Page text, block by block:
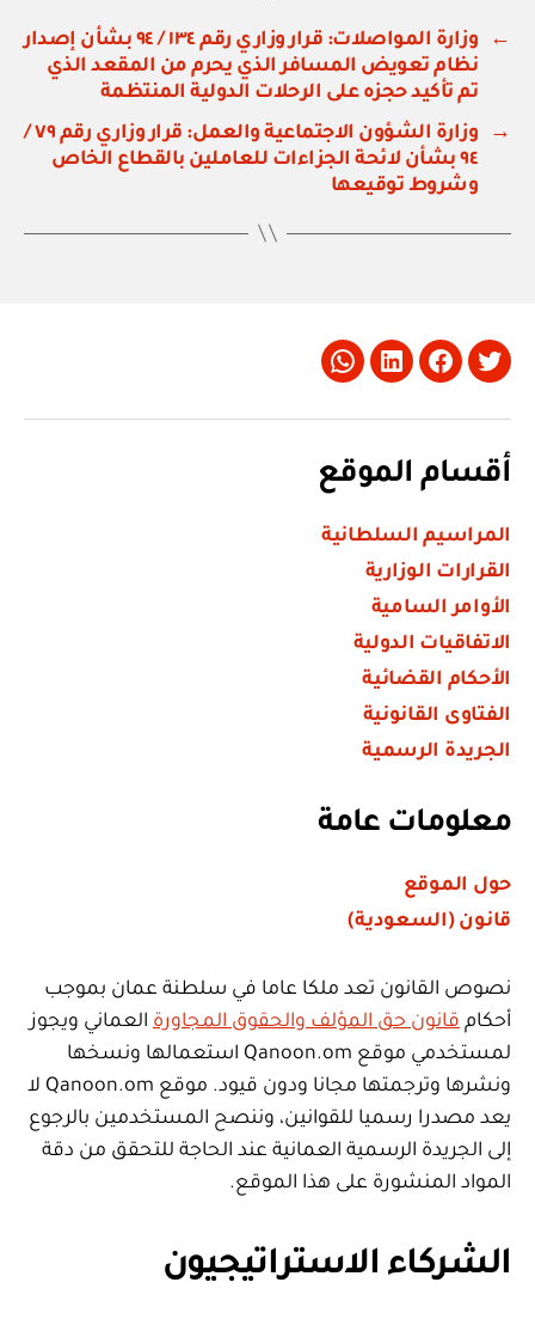
←
وزارة المواصلات: قرار وزاري رقم ١٣٤ / ٩٤ بشأن إصدار
نظام تعويض المسافر الذي يحرم من المقعد الذي
تم تأكيد حجزه على الرحلات الدولية المنتظمة
→
وزارة الشؤون الاجتماعية والعمل: قرار وزاري رقم ٧٩ /
٩٤ بشأن لائحة الجزاءات للعاملين بالقطاع الخاص
وشروط توقيعها
Twitter
Facebook
LinkedIn
Whatsapp
أقسام الموقع
المراسيم السلطانية
القرارات الوزارية
الأوامر السامية
الاتفاقيات الدولية
الأحكام القضائية
الفتاوى القانونية
الجريدة الرسمية
معلومات عامة
حول الموقع
قانون (السعودية)
نصوص القانون تعد ملكا عاما في سلطنة عمان بموجب
أحكام قانون حق المؤلف والحقوق المجاورة العماني ويجوز
لمستخدمي موقع Qanoon.om استعمالها ونسخها
ونشرها وترجمتها مجانا ودون قيود. موقع Qanoon.om لا
يعد مصدرا رسميا للقوانين، وننصح المستخدمين بالرجوع
إلى الجريدة الرسمية العمانية عند الحاجة للتحقق من دقة
المواد المنشورة على هذا الموقع.
الشركاء الاستراتيجيون